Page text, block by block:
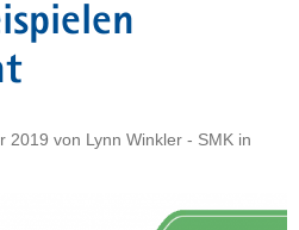
2019 von Lynn Winkler - SMK in